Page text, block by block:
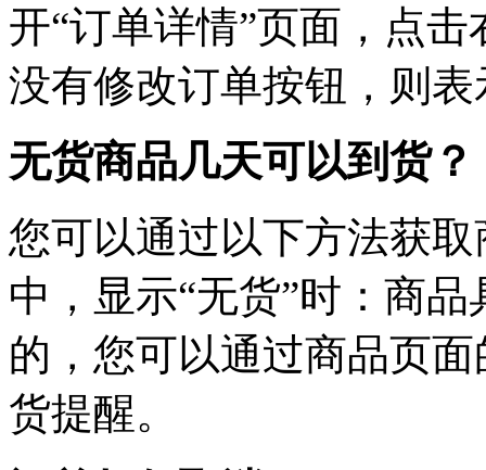
开“订单详情”页面，点
没有修改订单按钮，则
无货商品几天可以到货？
您可以通过以下方法获
中，显示“无货”时：商
的，您可以通过商品页
货提醒。